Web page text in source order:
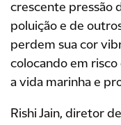
crescente pressão
poluição e de
perdem sua cor
colocando em
a vida marinha e
Rishi Jain, diretor